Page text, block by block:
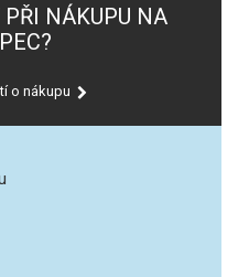
NÁKUPU NA
o nákupu